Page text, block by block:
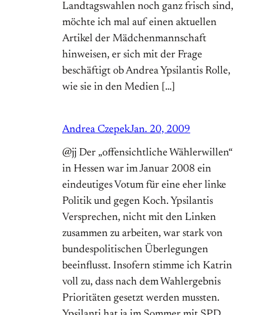
Landtagswahlen noch ganz frisch sind,
möchte ich mal auf einen aktuellen
Artikel der Mädchenmannschaft
hinweisen, er sich mit der Frage
beschäftigt ob Andrea Ypsilantis Rolle,
wie sie in den Medien […]
Andrea CzepekJan. 20, 2009
@jj Der „offensichtliche Wählerwillen“
in Hessen war im Januar 2008 ein
eindeutiges Votum für eine eher linke
Politik und gegen Koch. Ypsilantis
Versprechen, nicht mit den Linken
zusammen zu arbeiten, war stark von
bundespolitischen Überlegungen
beeinflusst. Insofern stimme ich Katrin
voll zu, dass nach dem Wahlergebnis
Prioritäten gesetzt werden mussten.